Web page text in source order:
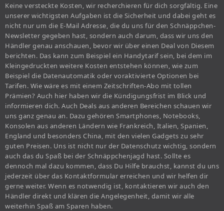
Keine versteckte Kosten, wir recherchieren für dich sorgfältig. Eine
unserer wichtigsten Aufgaben ist die Sicherheit und dabei geht es
nicht nur um die E-Mail Adresse, die du uns für den Schnäppchen-
Newsletter gegeben hast, sondern auch darum, dass wir uns den
Händler genau anschauen, bevor wir über einen Deal von Diesem
berichten. Das kann zum Beispiel ein Handytarif sein, bei dem im
Kleingedruckten weitere Kosten entstehen können, wie zum
Beispiel die Datenautomatik oder voraktivierte Optionen bei
Tarifen. Wie wäre es mit einem Zeitschriften-Abo mit tollen
Prämien? Auch hier haben wir die Kündigungsfrist im Blick und
informieren dich. Auch Deals aus anderen Bereichen schauen wir
uns ganz genau an. Dazu gehören Smartphones, Notebooks,
Konsolen aus anderen Ländern wie Frankreich, Italien, Spanien,
England und besonders China, mit den vielen Gadgets zu sehr
guten Preisen. Uns ist nicht nur der Datenschutz wichtig, sondern
auch das du Spaß bei der Schnäppchenjagd hast. Sollte es
dennoch mal dazu kommen, dass Du Hilfe brauchst, kannst du uns
jederzeit über das Kontaktformular erreichen und wir helfen dir
gerne weiter. Wenn es notwendig ist, kontaktieren wir auch den
Händler direkt und klären die Angelegenheit, damit wir alle
weiterhin Spaß am Sparen haben.